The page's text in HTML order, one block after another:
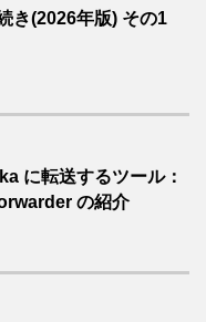
き(2026年版) その1
に転送するツール：
の紹介